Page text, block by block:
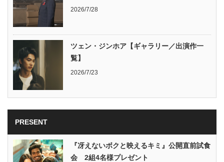
2026/7/28
ツェン・ジンホア【ギャラリー／出演作一
覧】
2026/7/23
PRESENT
『冴えないボクと映えるキミ』公開直前試食
会 2組4名様プレゼント